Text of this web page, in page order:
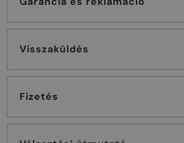
Visszaküldés
Fizetés